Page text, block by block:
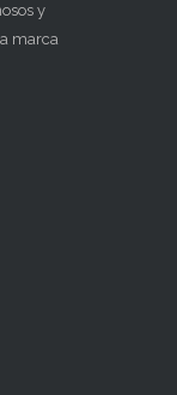
y
marca